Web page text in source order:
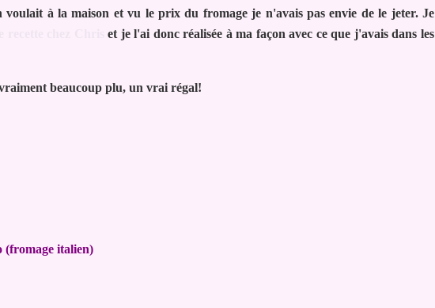
voulait à la maison et vu le prix du fromage je n'avais pas envie de le jeter. Je
et je l'ai donc réalisée à ma façon avec ce que j'avais dans les
beaucoup plu, un vrai régal!
(fromage italien)